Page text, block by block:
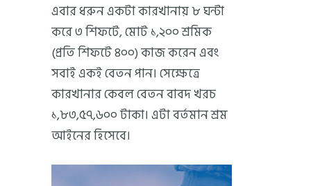
এবার ধরুন একটা কারখানায় ৮ ঘন্টা
করে ৩ শিফটে, মোট ১,২০০ শ্রমিক
(প্রতি শিফটে ৪০০) কাজ করেন এবং
সবাই একই বেতন পান। সেক্ষেত্রে
কারখানার কেবল বেতন বাবদ খরচ
১,৮৩,৫৭,৬০০ টাকা। এটা বর্তমান শ্রম
আইনের হিসেবে।